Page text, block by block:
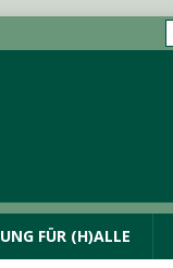
FÜR (H)ALLE